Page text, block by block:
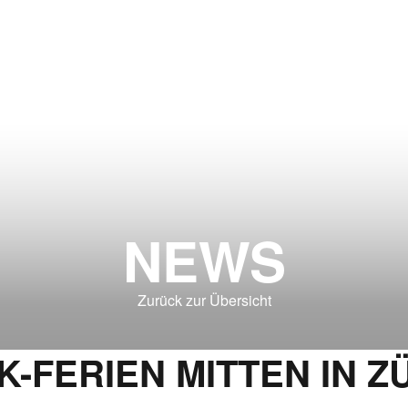
NEWS
Zurück zur Übersicht
FERIEN MITTEN IN